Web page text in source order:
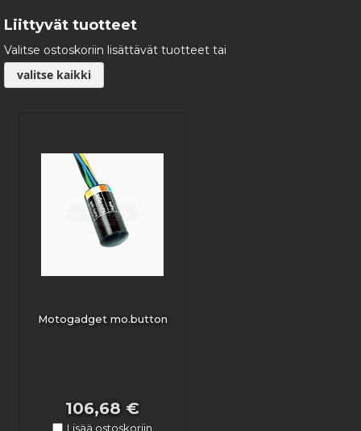
Liittyvät tuotteet
Valitse ostoskoriin lisättävät tuotteet tai
valitse kaikki
Motogadget mo.button
106,68 €
Lisää ostoskoriin